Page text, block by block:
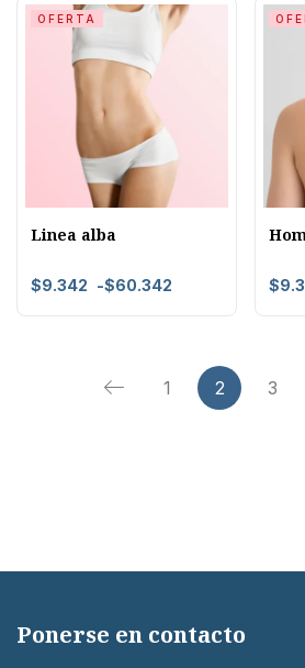
OFERTA
Linea alba
$9.342 -$60.342 $
1 2 3
Ponerse en contacto